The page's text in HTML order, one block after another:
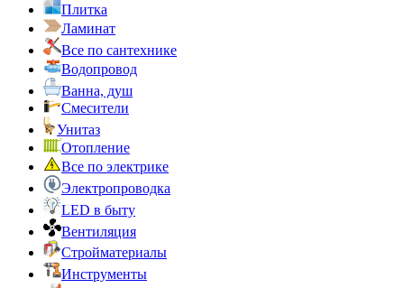
Плитка
Ламинат
Все по сантехнике
Водопровод
Ванна, душ
Смесители
Унитаз
Отопление
Все по электрике
Электропроводка
LED в быту
Вентиляция
Стройматериалы
Инструменты